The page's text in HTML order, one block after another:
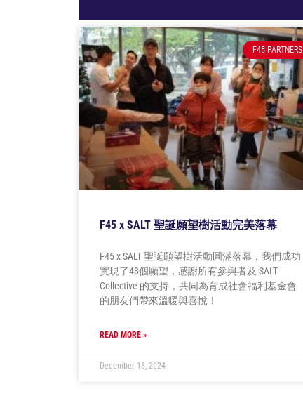
F45 PARTNERS
F45 x SALT 聖誕願望樹活動完美落幕
F45 x SALT 聖誕願望樹活動圓滿落幕，我們成功
實現了43個願望，感謝所有參與者及 SALT
Collective 的支持，共同為育成社會福利基金會
的朋友們帶來溫暖與喜悅！
READ MORE »
December 18, 2024